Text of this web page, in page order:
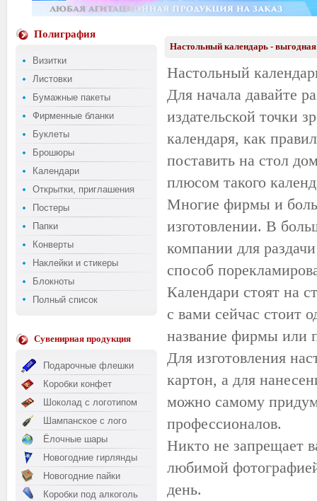
Полиграфия
Визитки
Листовки
Бумажные пакеты
Фирменные бланки
Буклеты
Брошюры
Календари
Открытки, приглашения
Постеры
Папки
Конверты
Наклейки и стикеры
Блокноты
Полный список
Сувенирная продукция
Подарочные флешки
Коробки конфет
Шоколад с логотипом
Шампанское с лого
Ёлочные шары
Новогодние гирлянды
Новогодние пайки
Коробки под алкоголь
Настольный календарь -
Настольный
Для начала давайте
издательской точки
календаря, как
поставить на стол
плюсом такого
Многие фирмы и
изготовлении. В
компании для
способ
Календари стоят на
с вами сейчас стоит
название фирмы или
Для изготовления
картон, а для
можно самому
профессионалов.
Никто не запрещает
любимой
день.